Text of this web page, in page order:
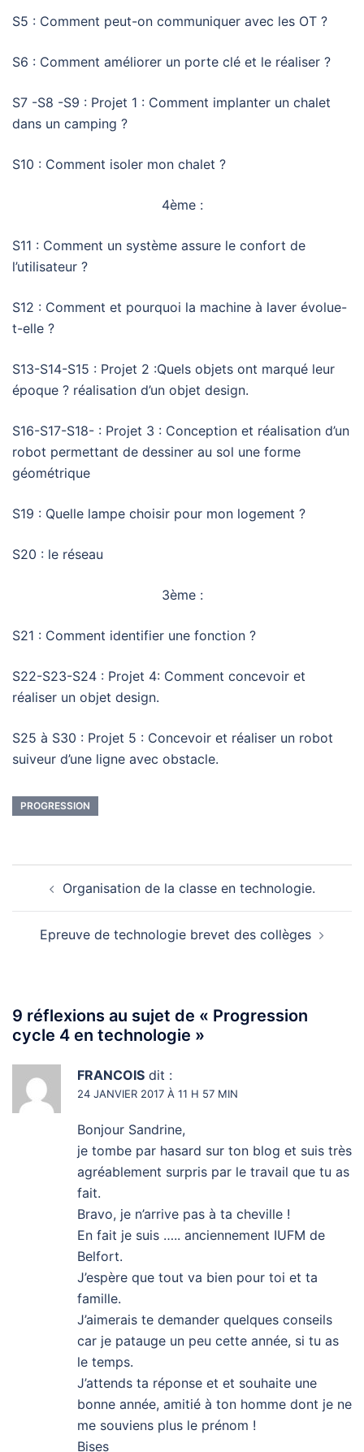
S5 : Comment peut-on communiquer avec les OT ?
S6 : Comment améliorer un porte clé et le réaliser ?
S7 -S8 -S9 : Projet 1 : Comment implanter un chalet
dans un camping ?
S10 : Comment isoler mon chalet ?
4ème :
S11 : Comment un système assure le confort de
l’utilisateur ?
S12 : Comment et pourquoi la machine à laver évolue-
t-elle ?
S13-S14-S15 : Projet 2 :Quels objets ont marqué leur
époque ? réalisation d’un objet design.
S16-S17-S18- : Projet 3 : Conception et réalisation d’un
robot permettant de dessiner au sol une forme
géométrique
S19 : Quelle lampe choisir pour mon logement ?
S20 : le réseau
3ème :
S21 : Comment identifier une fonction ?
S22-S23-S24 : Projet 4: Comment concevoir et
réaliser un objet design.
S25 à S30 : Projet 5 : Concevoir et réaliser un robot
suiveur d’une ligne avec obstacle.
PROGRESSION
d’articleOrganisation de la classe en technologie.
Epreuve de technologie brevet des collèges
9 réflexions au sujet de « Progression
cycle 4 en technologie »
FRANCOIS dit :
24 JANVIER 2017 À 11 H 57 MIN
Bonjour Sandrine,
je tombe par hasard sur ton blog et suis très
agréablement surpris par le travail que tu as
fait.
Bravo, je n’arrive pas à ta cheville !
En fait je suis ….. anciennement IUFM de
Belfort.
J’espère que tout va bien pour toi et ta
famille.
J’aimerais te demander quelques conseils
car je patauge un peu cette année, si tu as
le temps.
J’attends ta réponse et et souhaite une
bonne année, amitié à ton homme dont je ne
me souviens plus le prénom !
Bises